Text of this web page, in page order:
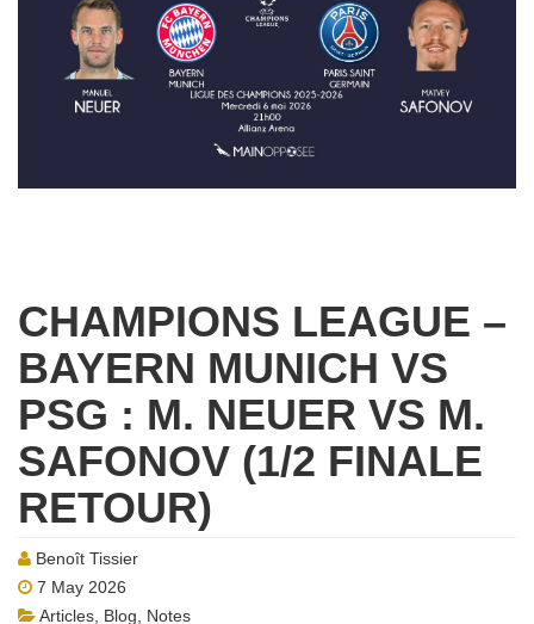
CHAMPIONS LEAGUE –
BAYERN MUNICH VS
PSG : M. NEUER VS M.
SAFONOV (1/2 FINALE
RETOUR)
Benoît Tissier
7 May 2026
Articles Blog
Notes